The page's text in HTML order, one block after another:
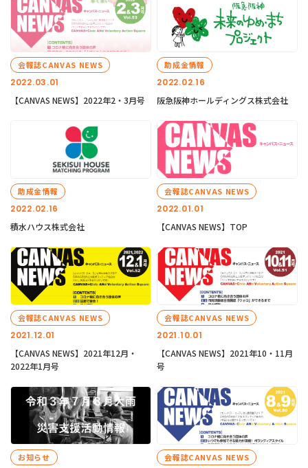
2022.03.01
会報誌CANVAS NEWS
【CANVAS NEWS】2022年2・3月号
2022.02.16
助成金情報
阪急阪神ホールディングス株式会社
2022.02.16
助成金情報
積水ハウス株式会社
2022.01.01
会報誌CANVAS NEWS
【CANVAS NEWS】TOP
2021.12.01
会報誌CANVAS NEWS
【CANVAS NEWS】2021年12月・
2022年1月号
2021.10.01
会報誌CANVAS NEWS
【CANVAS NEWS】2021年10・11月
号
お知らせ 会報誌CANVAS NEWS